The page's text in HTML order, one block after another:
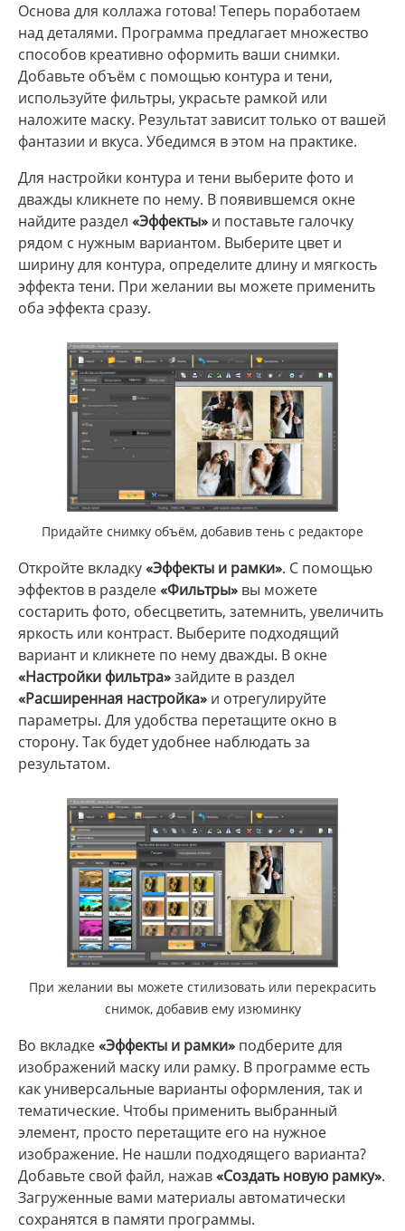
Основа для коллажа готова! Теперь поработаем
над деталями. Программа предлагает множество
способов креативно оформить ваши снимки.
Добавьте объём с помощью контура и тени,
используйте фильтры, украсьте рамкой или
наложите маску. Результат зависит только от вашей
фантазии и вкуса. Убедимся в этом на практике.
Для настройки контура и тени выберите фото и
дважды кликнете по нему. В появившемся окне
найдите раздел «Эффекты» и поставьте галочку
рядом с нужным вариантом. Выберите цвет и
ширину для контура, определите длину и мягкость
эффекта тени. При желании вы можете применить
оба эффекта сразу.
Придайте снимку объём, добавив тень с редакторе
Откройте вкладку«Эффекты и рамки». С помощью
эффектов в разделе«Фильтры» вы можете
состарить фото, обесцветить, затемнить, увеличить
яркость или контраст. Выберите подходящий
вариант и кликнете по нему дважды. В окне
«Настройки фильтра»зайдите в раздел
«Расширенная настройка» и отрегулируйте
параметры. Для удобства перетащите окно в
сторону. Так будет удобнее наблюдать за
результатом.
При желании вы можете стилизовать или перекрасить
снимок, добавив ему изюминку
Во вкладке«Эффекты и рамки» подберите для
изображений маску или рамку. В программе есть
как универсальные варианты оформления, так и
тематические. Чтобы применить выбранный
элемент, просто перетащите его на нужное
изображение. Не нашли подходящего варианта?
Добавьте свой файл, нажав«Создать новую рамку».
Загруженные вами материалы автоматически
сохранятся в памяти программы.